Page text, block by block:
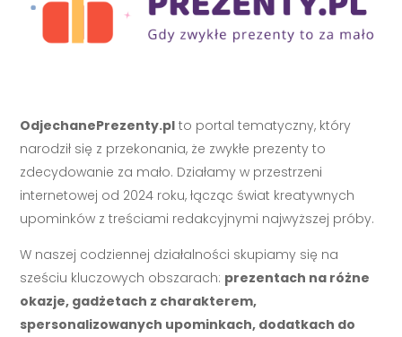
OdjechanePrezenty.pl to portal tematyczny, który
narodził się z przekonania, że zwykłe prezenty to
zdecydowanie za mało. Działamy w przestrzeni
internetowej od 2024 roku, łącząc świat kreatywnych
upominków z treściami redakcyjnymi najwyższej próby.
W naszej codziennej działalności skupiamy się na
sześciu kluczowych obszarach: prezentach na różne
okazje, gadżetach z charakterem,
spersonalizowanych upominkach, dodatkach do